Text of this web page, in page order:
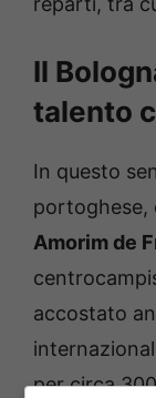
Il
talento
In questo
portoghese,
Amorim de
accostato
per circa